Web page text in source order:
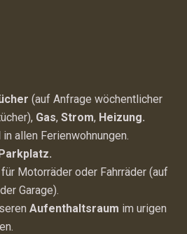
(auf Anfrage wöchentlicher
Gas,Strom, Heizung.
in allen Ferienwohnungen.
für Motorräder oder Fahrräder (auf
Garage).
Aufenthaltsraum im urigen